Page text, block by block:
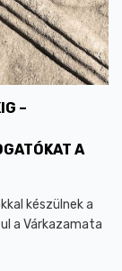
–
A
készülnek a
a Várkazamata